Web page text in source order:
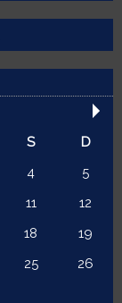
S
D
4
5
11
12
18
19
25
26